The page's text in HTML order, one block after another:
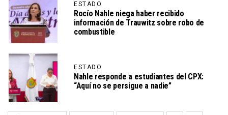
ESTADO
Rocío Nahle niega haber recibido
información de Trauwitz sobre robo de
combustible
ESTADO
Nahle responde a estudiantes del CPX:
“Aquí no se persigue a nadie”